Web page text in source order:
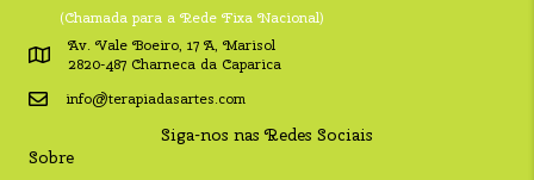
(Chamada para a Rede Fixa Nacional)
Av. Vale Boeiro, 17 A, Marisol
2820-487 Charneca da Caparica
info@terapiadasartes.com
Siga-nos nas Redes Sociais
Sobre